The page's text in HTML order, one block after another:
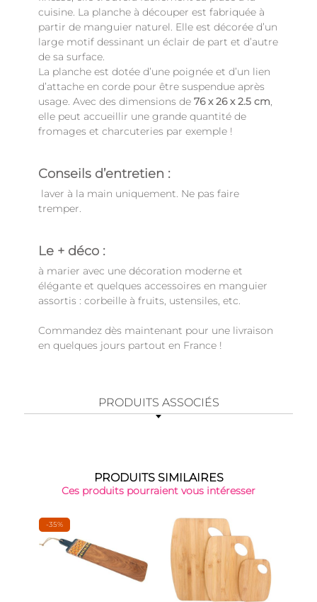
cuisine. La planche à découper est fabriquée à
partir de manguier naturel. Elle est décorée d’un
large motif dessinant un éclair de part et d’autre
de sa surface.
La planche est dotée d’une poignée et d’un lien
d’attache en corde pour être suspendue après
usage. Avec des dimensions de 76 x 26 x 2.5 cm,
elle peut accueillir une grande quantité de
fromages et charcuteries par exemple !
Conseils d’entretien :
laver à la main uniquement. Ne pas faire
tremper.
Le + déco :
à marier avec une décoration moderne et
élégante et quelques accessoires en manguier
assortis : corbeille à fruits, ustensiles, etc.
Commandez dès maintenant pour une livraison
en quelques jours partout en France !
PRODUITS ASSOCIÉS
PRODUITS SIMILAIRES
Ces produits pourraient vous intéresser
-35%